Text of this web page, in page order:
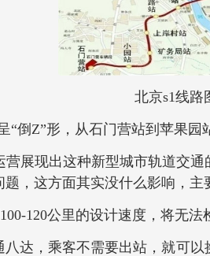
北京s1线路
Z”形，从石门营站到苹果园
现出这种新型城市轨道交通
，这方面其实没什么影响，
120公里的设计速度，将无法
，乘客不需要出站，就可以